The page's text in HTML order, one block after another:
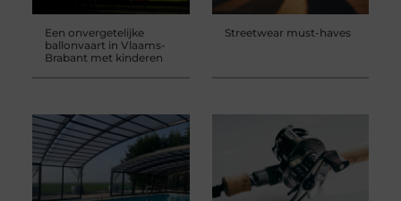
Een onvergetelijke
ballonvaart in Vlaams-
Brabant met kinderen
Streetwear must-haves